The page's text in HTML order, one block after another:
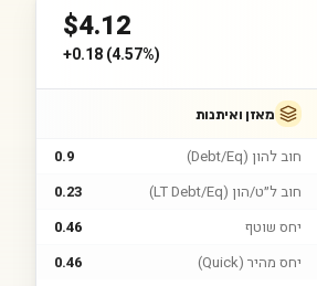
$4.12
+0.18(4.57%)
מאזן ואיתנות
חוב להון (Debt/Eq)
0.9
חוב ל״ט/הון (LT Debt/Eq)
0.23
יחס שוטף
0.46
יחס מהיר (Quick)
0.46